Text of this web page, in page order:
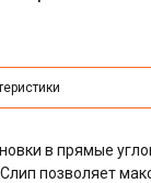
в прямые
позволяет